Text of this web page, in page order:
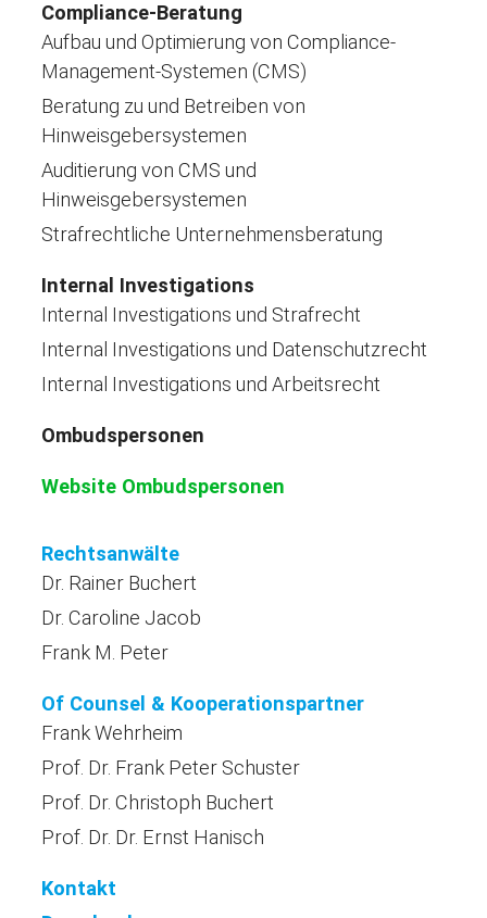
Compliance-Beratung
Aufbau und Optimierung von Compliance-
Management-Systemen (CMS)
Beratung zu und Betreiben von
Hinweisgebersystemen
Auditierung von CMS und
Hinweisgebersystemen
Strafrechtliche Unternehmensberatung
Internal Investigations
Internal Investigations und Strafrecht
Internal Investigations und Datenschutzrecht
Internal Investigations und Arbeitsrecht
Ombudspersonen
Website Ombudspersonen
Rechtsanwälte
Dr. Rainer Buchert
Dr. Caroline Jacob
Frank M. Peter
Of Counsel & Kooperationspartner
Frank Wehrheim
Prof. Dr. Frank Peter Schuster
Prof. Dr. Christoph Buchert
Prof. Dr. Dr. Ernst Hanisch
Kontakt